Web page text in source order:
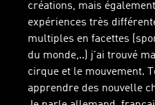
créations, mais
expériences très
multiples en facettes
du monde,..) j'ai trouvé
cirque et le mouvement.
apprendre des nouvelle